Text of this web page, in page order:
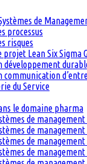
de
processus
risques
projet Lean Six Sigma
développement
communication
du Service
le domaine pharma
de
de
de
de